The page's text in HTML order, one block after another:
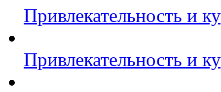
Привлекательность и
Привлекательность и